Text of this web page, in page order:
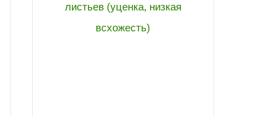
листьев (уценка, низкая
всхожесть)